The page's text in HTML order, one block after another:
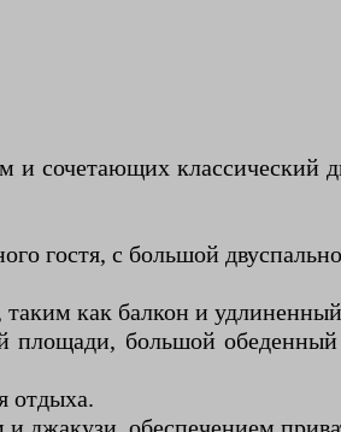
сочетающих классический
гостя, с большой
как балкон и удлиненный
большой обеденный
отдыха.